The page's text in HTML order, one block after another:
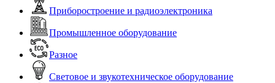
Приборостроение и радиоэлектроника
Промышленное оборудование
Разное
Световое и звукотехническое оборудование